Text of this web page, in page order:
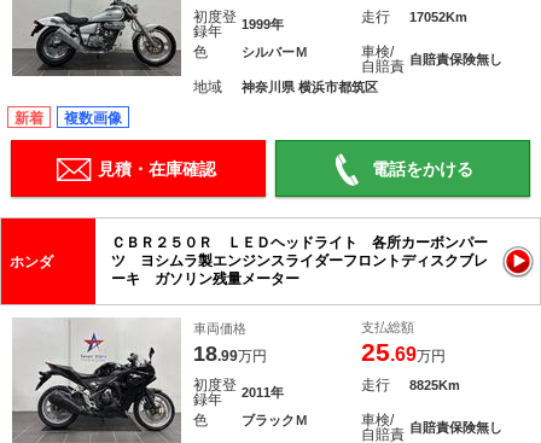
初度登
録年
1999年 走行 17052Km
色 シルバーＭ
車検/
自賠責 自賠責保険無し
地域 神奈川県 横浜市都筑区
新着 複数画像
見積・在庫確認 電話をかける
ホンダ
ＣＢＲ２５０Ｒ ＬＥＤヘッドライト 各所カーボンパー
ツ ヨシムラ製エンジンスライダーフロントディスクブレ
ーキ ガソリン残量メーター
車両価格
18.99万円
支払総額
25.69万円
初度登
録年
2011年 走行 8825Km
色 ブラックＭ
車検/
自賠責 自賠責保険無し